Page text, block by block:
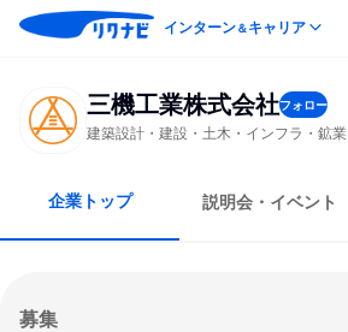
インターン＆キャリア
三機工業株式会社フォロー
建築設計・建設・土木・インフラ・鉱業
企業トップ 説明会・イベント
募集